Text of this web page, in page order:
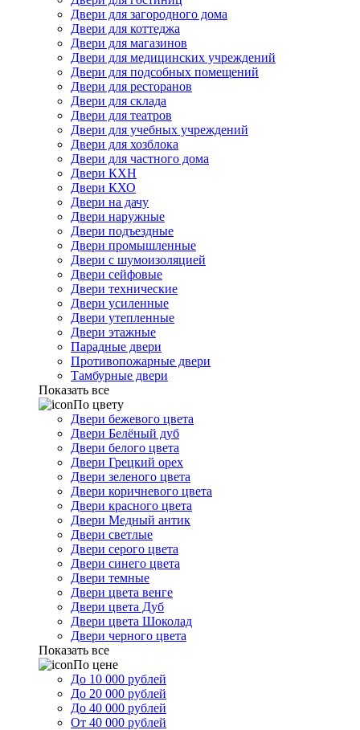
Двери для загородного дома
Двери для коттеджа
Двери для магазинов
Двери для медицинских учреждений
Двери для подсобных помещений
Двери для ресторанов
Двери для склада
Двери для театров
Двери для учебных учреждений
Двери для хозблока
Двери для частного дома
Двери КХН
Двери КХО
Двери на дачу
Двери наружные
Двери подъездные
Двери промышленные
Двери с шумоизоляцией
Двери сейфовые
Двери технические
Двери усиленные
Двери утепленные
Двери этажные
Парадные двери
Противопожарные двери
Тамбурные двери
Показать все
По цвету
Двери бежевого цвета
Двери Белёный дуб
Двери белого цвета
Двери Грецкий орех
Двери зеленого цвета
Двери коричневого цвета
Двери красного цвета
Двери Медный антик
Двери светлые
Двери серого цвета
Двери синего цвета
Двери темные
Двери цвета венге
Двери цвета Дуб
Двери цвета Шоколад
Двери черного цвета
Показать все
По цене
До 10 000 рублей
До 20 000 рублей
До 40 000 рублей
От 40 000 рублей